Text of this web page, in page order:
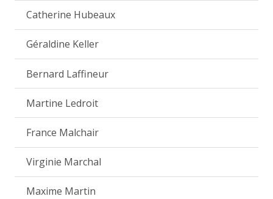
Catherine Hubeaux
Géraldine Keller
Bernard Laffineur
Martine Ledroit
France Malchair
Virginie Marchal
Maxime Martin